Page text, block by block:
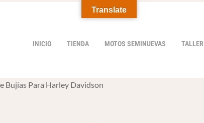
INICIO TIENDA MOTOS SEMINUEVAS TALLER
Bujias Para Harley Davidson
Translate